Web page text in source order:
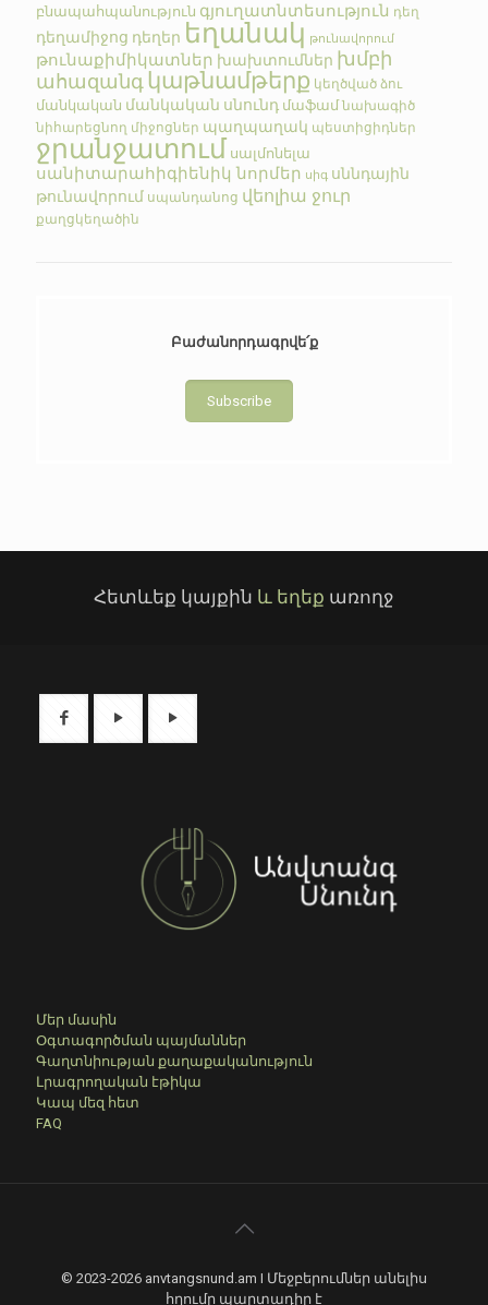
բնապահպանություն գյուղատնտեսություն դեղ
դեղամիջոց դեղեր եղանակ թունավորում
թունաքիմիկատներ խախտումներ խմբի
ահազանգկաթնամթերք կեղծված ձու
մանկական մանկական սնունդ մաֆամ նախագիծ
նիհարեցնող միջոցներ պաղպաղակ պեստիցիդներ
ջրանջատում սալմոնելա
սանիտարահիգիենիկ նորմեր սիգ սննդային
թունավորում սպանդանոց վեոլիա ջուր
քաղցկեղածին
Բաժանորդագրվե՛ք
Subscribe
Հետևեք կայքին և եղեք առողջ
Մեր մասին
Օգտագործման պայմաններ
Գաղտնիության քաղաքականություն
Լրագրողական էթիկա
Կապ մեզ հետ
FAQ
© 2023-2026 anvtangsnund.am I Մեջբերումներ անելիս
հղումը պարտադիր է